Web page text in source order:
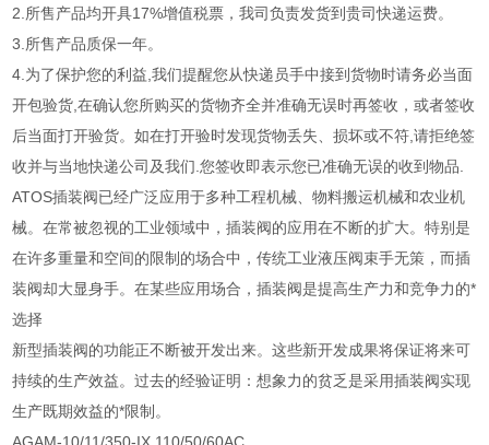
2.所售产品均开具17%增值税票，我司负责发货到贵司快递运费。
3.所售产品质保一年。
4.为了保护您的利益,我们提醒您从快递员手中接到货物时请务必当面
开包验货,在确认您所购买的货物齐全并准确无误时再签收，或者签收
后当面打开验货。如在打开验时发现货物丢失、损坏或不符,请拒绝签
收并与当地快递公司及我们.您签收即表示您已准确无误的收到物品.
ATOS插装阀已经广泛应用于多种工程机械、物料搬运机械和农业机
械。在常被忽视的工业领域中，插装阀的应用在不断的扩大。特别是
在许多重量和空间的限制的场合中，传统工业液压阀束手无策，而插
装阀却大显身手。在某些应用场合，插装阀是提高生产力和竞争力的*
选择
新型插装阀的功能正不断被开发出来。这些新开发成果将保证将来可
持续的生产效益。过去的经验证明：想象力的贫乏是采用插装阀实现
生产既期效益的*限制。